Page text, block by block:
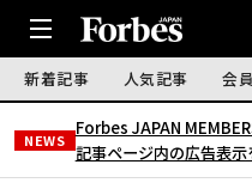
新着記事 人気記事 会
NEWS
Forbes JAPAN
記事ページ内の広告表